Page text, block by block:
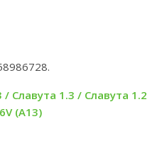
Славута 1.3 / Славута 1.2
(А13)